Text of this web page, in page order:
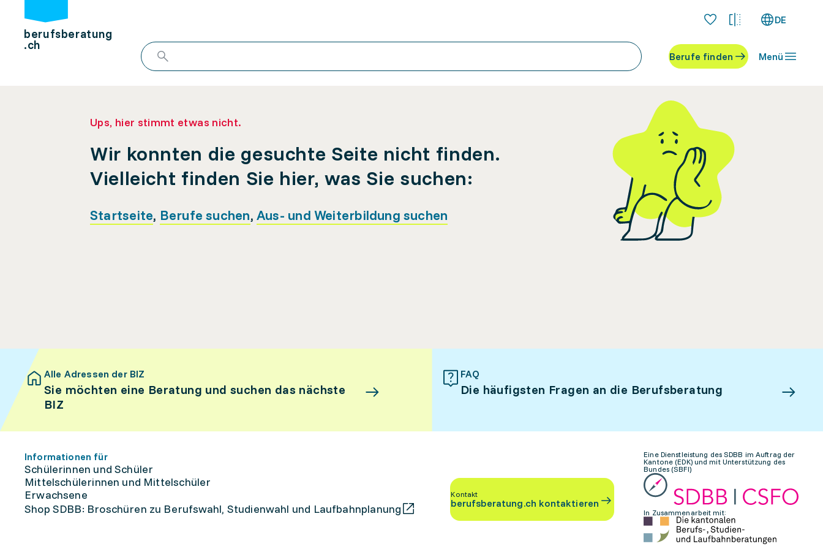
berufsberatung
.ch
DE
Berufe finden Menü
Ups, hier stimmt etwas nicht.
Wir konnten die gesuchte Seite nicht finden.
Vielleicht finden Sie hier, was Sie suchen:
Startseite, Berufe suchen, Aus- und Weiterbildung suchen
Alle Adressen der BIZ
Sie möchten eine Beratung und suchen das nächste
BIZ
FAQ
Die häufigsten Fragen an die Berufsberatung
Informationen für
Schülerinnen und Schüler
Mittelschülerinnen und Mittelschüler
Erwachsene
Shop SDBB: Broschüren zu Berufswahl, Studienwahl und Laufbahnplanung
Kontakt
berufsberatung.ch kontaktieren
Eine Dienstleistung des SDBB im Auftrag der
Kantone (EDK) und mit Unterstützung des
Bundes (SBFI)
In Zusammenarbeit mit: